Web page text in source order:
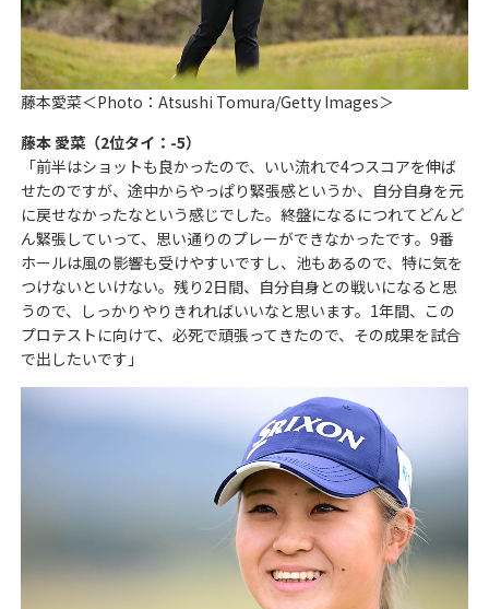
藤本愛菜＜Photo：Atsushi Tomura/Getty Images＞
藤本 愛菜（2位タイ：-5）
「前半はショットも良かったので、いい流れで4つスコアを伸ば
せたのですが、途中からやっぱり緊張感というか、自分自身を元
に戻せなかったなという感じでした。終盤になるにつれてどんど
ん緊張していって、思い通りのプレーができなかったです。9番
ホールは風の影響も受けやすいですし、池もあるので、特に気を
つけないといけない。残り2日間、自分自身との戦いになると思
うので、しっかりやりきれればいいなと思います。1年間、この
プロテストに向けて、必死で頑張ってきたので、その成果を試合
で出したいです」